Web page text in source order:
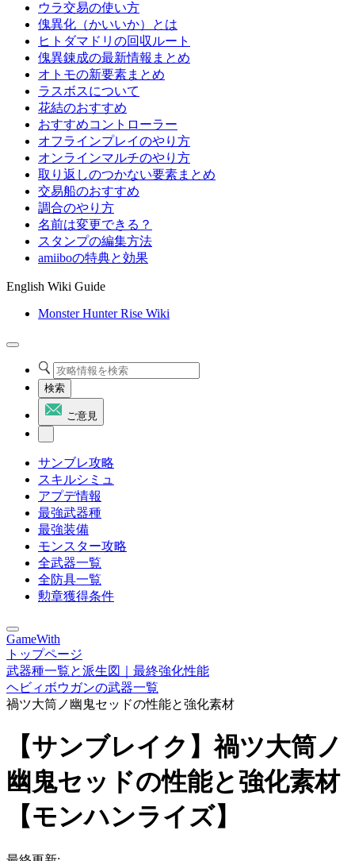
ウラ交易の使い方
傀異化（かいいか）とは
ヒトダマドリの回収ルート
傀異錬成の最新情報まとめ
オトモの新要素まとめ
ラスボスについて
花結のおすすめ
おすすめコントローラー
オフラインプレイのやり方
オンラインマルチのやり方
取り返しのつかない要素まとめ
交易船のおすすめ
調合のやり方
名前は変更できる？
スタンプの編集方法
amiiboの特典と効果
English Wiki Guide
Monster Hunter Rise Wiki
検索
ご意見
サンブレ攻略
スキルシミュ
アプデ情報
最強武器種
最強装備
モンスター攻略
全武器一覧
全防具一覧
勲章獲得条件
GameWith
トップページ
武器種一覧と派生図｜最終強化性能
ヘビィボウガンの武器一覧
禍ツ大筒ノ幽鬼セッドの性能と強化素材
【サンブレイク】禍ツ大筒ノ
幽鬼セッドの性能と強化素材
【モンハンライズ】